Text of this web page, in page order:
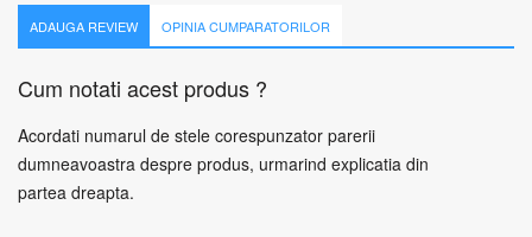
ADAUGA REVIEW OPINIA CUMPARATORILOR
Cum notati acest produs ?
Acordati numarul de stele corespunzator parerii
dumneavoastra despre produs, urmarind explicatia din
partea dreapta.